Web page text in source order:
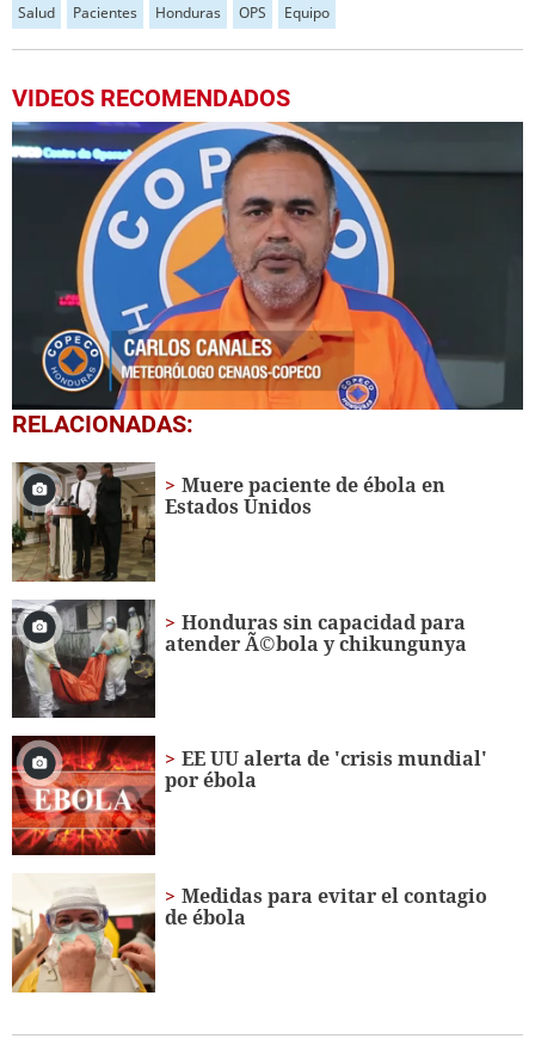
Salud Pacientes Honduras OPS Equipo
VIDEOS RECOMENDADOS
0
of
minute,
7
seconds
RELACIONADAS:
Muere paciente de ébola en
Estados Unidos
Honduras sin capacidad para
atender Ã©bola y chikungunya
EE UU alerta de 'crisis mundial'
por ébola
Medidas para evitar el contagio
de ébola